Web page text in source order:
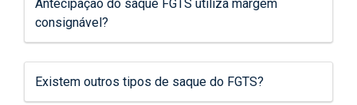
Antecipação do saque FGTS utiliza margem
consignável?
Existem outros tipos de saque do FGTS?